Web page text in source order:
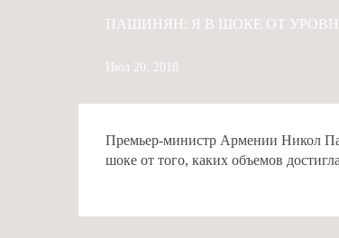
ПАШИНЯН: Я В ШОКЕ ОТ
Июл 20, 2018
Премьер-министр Армении Никол
шоке от того, каких объемов